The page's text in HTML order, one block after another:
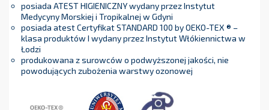
posiada ATEST HIGIENICZNY wydany przez Instytut
Medycyny Morskiej i Tropikalnej w Gdyni
posiada atest Certyfikat STANDARD 100 by OEKO-TEX ® –
klasa produktów I wydany przez Instytut Włókiennictwa w
Łodzi
produkowana z surowców o podwyższonej jakości, nie
powodujących zubożenia warstwy ozonowej